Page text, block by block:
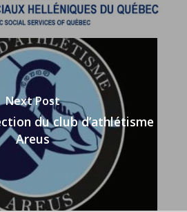
Next Post
du club d’athlétisme
Areus